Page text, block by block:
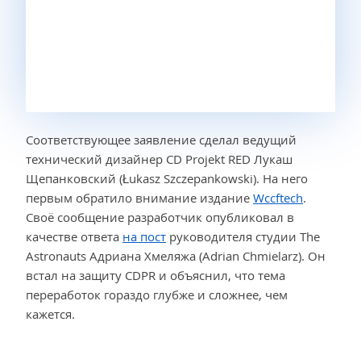
Соответствующее заявление сделал ведущий
технический дизайнер CD Projekt RED Лукаш
Щепанковский (Łukasz Szczepankowski). На него
первым обратило внимание издание Wccftech.
Своё сообщение разработчик опубликовал в
качестве ответа на пост руководителя студии The
Astronauts Адриана Хмеляжа (Adrian Chmielarz). Он
встал на защиту CDPR и объяснил, что тема
переработок гораздо глубже и сложнее, чем
кажется.